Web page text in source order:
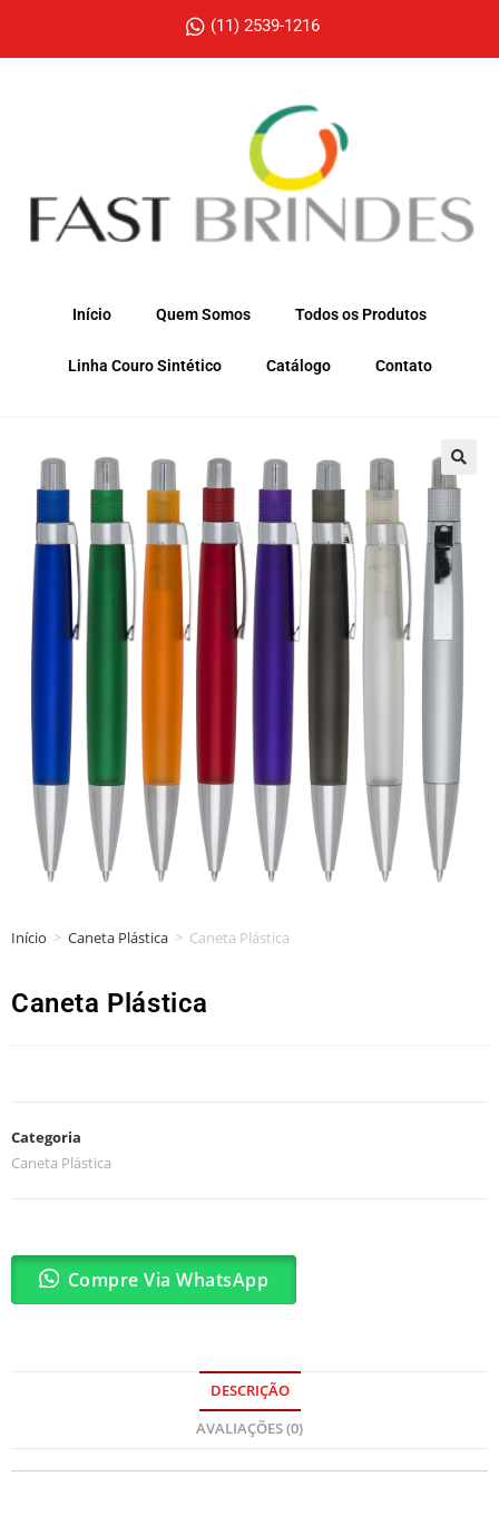
(11) 2539-1216
Início Quem Somos Todos os Produtos
Linha Couro Sintético Catálogo Contato
🔍
Início > Caneta Plástica > Caneta Plástica
Caneta Plástica
Categoria
Caneta Plástica
Compre Via WhatsApp
DESCRIÇÃO
AVALIAÇÕES (0)